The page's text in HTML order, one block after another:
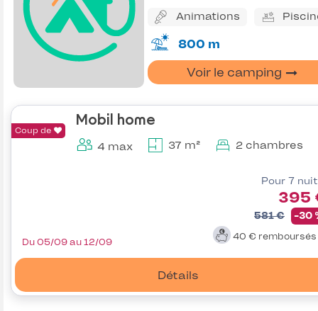
Animations
800 m
Voir le camping
Coup de
Mobil home
4 max 37 m² 2 chambres
Pour 7
395
581 € -30
40 € remboursés
Détails
Du 05/09 au 12/09